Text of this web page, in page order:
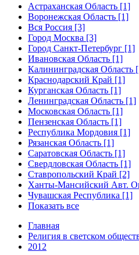
Астраханская Область [1]
Воронежская Область [1]
Вся Россия [3]
Город Москва [3]
Город Санкт-Петербург [1]
Ивановская Область [1]
Калининградская Область
Краснодарский Край [1]
Курганская Область [1]
Ленинградская Область [1]
Московская Область [1]
Пензенская Область [1]
Республика Мордовия [1]
Рязанская Область [1]
Саратовская Область [1]
Свердловская Область [1]
Ставропольский Край [2]
Ханты-Мансийский Авт.
Чувашская Республика [1]
Показать все
Главная
Религия в светском
2012